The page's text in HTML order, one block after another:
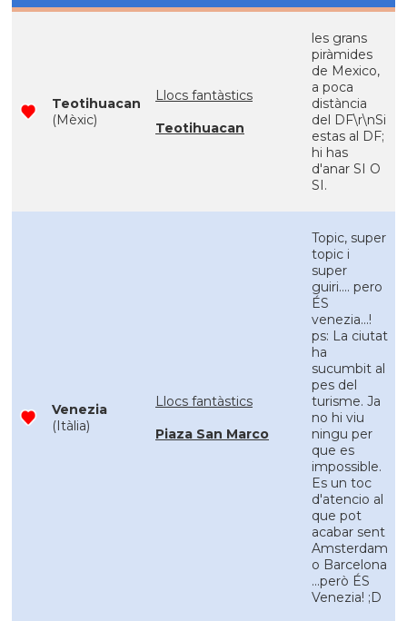
Teotihuacan
(Mèxic)
Llocs fantàstics
Teotihuacan
les grans
piràmides
de Mexico,
a poca
distància
del DF\r\nSi
estas al DF;
hi has
d'anar SI O
SI.
Venezia
(Itàlia)
Llocs fantàstics
Piaza San Marco
Topic, super
topic i
super
guiri.... pero
ÉS
venezia...!
ps: La ciutat
ha
sucumbit al
pes del
turisme. Ja
no hi viu
ningu per
que es
impossible.
Es un toc
d'atencio al
que pot
acabar sent
Amsterdam
o Barcelona
...però ÉS
Venezia! ;D